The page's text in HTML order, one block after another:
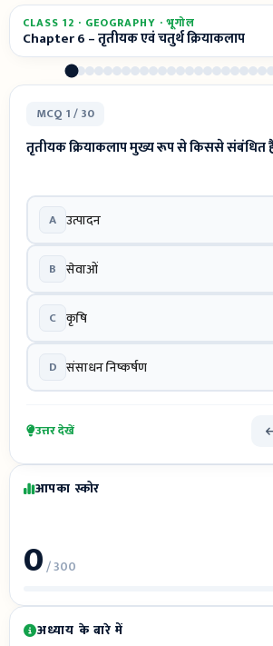
CLASS 12 · GEOGRAPHY · भूगोल
Chapter 6 – तृतीयक एवं चतुर्थ क्रियाकलाप
MCQ 1 / 30
तृतीयक क्रियाकलाप मुख्य रूप से किससे संबंधित
A उत्पादन
B सेवाओं
C कृषि
D संसाधन निष्कर्षण
उत्तर देखें
आपका स्कोर
0/ 300
अध्याय के बारे में